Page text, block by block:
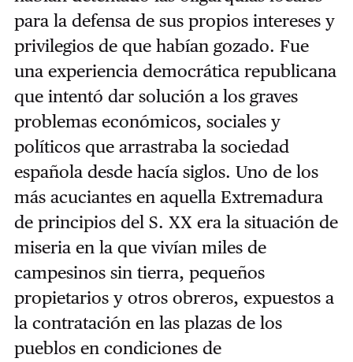
para la defensa de sus propios intereses y
privilegios de que habían gozado. Fue
una experiencia democrática republicana
que intentó dar solución a los graves
problemas económicos, sociales y
políticos que arrastraba la sociedad
española desde hacía siglos. Uno de los
más acuciantes en aquella Extremadura
de principios del S. XX era la situación de
miseria en la que vivían miles de
campesinos sin tierra, pequeños
propietarios y otros obreros, expuestos a
la contratación en las plazas de los
pueblos en condiciones de